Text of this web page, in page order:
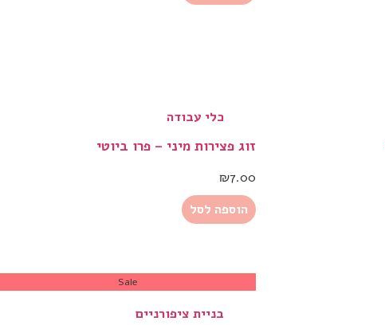
כלי עבודה
זוג פצירות מיני – פרו ביוטי
₪7.00
הוספה לסל
Sale
בניית ציפורניים